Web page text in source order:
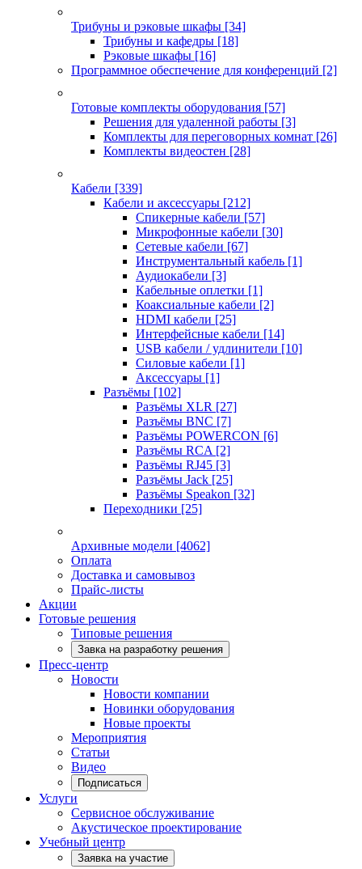
Трибуны и рэковые шкафы [34]
Трибуны и кафедры [18]
Рэковые шкафы [16]
Программное обеспечение для конференций [2]
Готовые комплекты оборудования [57]
Решения для удаленной работы [3]
Комплекты для переговорных комнат [26]
Комплекты видеостен [28]
Кабели [339]
Кабели и аксессуары [212]
Спикерные кабели [57]
Микрофонные кабели [30]
Сетевые кабели [67]
Инструментальный кабель [1]
Аудиокабели [3]
Кабельные оплетки [1]
Коаксиальные кабели [2]
HDMI кабели [25]
Интерфейсные кабели [14]
USB кабели / удлинители [10]
Силовые кабели [1]
Аксессуары [1]
Разъёмы [102]
Разъёмы XLR [27]
Разъёмы BNC [7]
Разъёмы POWERCON [6]
Разъёмы RCA [2]
Разъёмы RJ45 [3]
Разъёмы Jack [25]
Разъёмы Speakon [32]
Переходники [25]
Архивные модели [4062]
Оплата
Доставка и самовывоз
Прайс-листы
Акции
Готовые решения
Типовые решения
Завка на разработку решения
Пресс-центр
Новости
Новости компании
Новинки оборудования
Новые проекты
Мероприятия
Статьи
Видео
Подписаться
Услуги
Сервисное обслуживание
Акустическое проектирование
Учебный центр
Заявка на участие